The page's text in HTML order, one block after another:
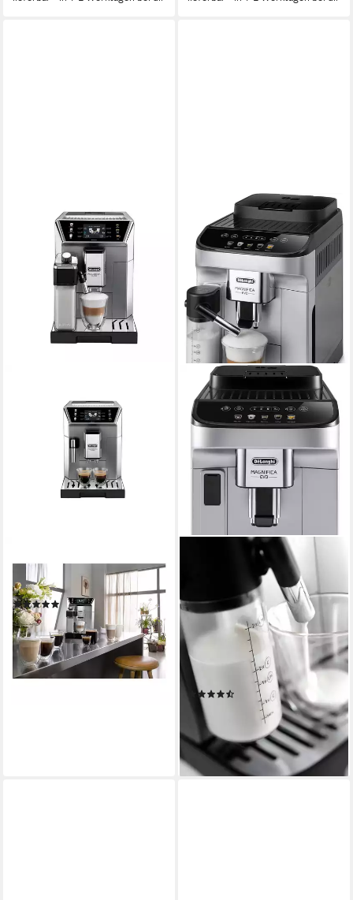
Kaffeevollautomat ECAM
550.85.MS PrimaDonna Class
(17)
689,00 € UVP 1.299,00 €
20,00 €mtl. in 48 Raten
-47%
lieferbar - in 2-3 Werktagen bei dir
Kaffeevollautomat Magnifica
Evo ECAM290.61.SB- 5
Rezepte, perfekter
Milchschaum
250 g
Bohnenkapazität
15 bar
Pumpendruck
Edelstahl Kegelmahlwerk
Mahlwerk
(133)
ab 439,00 € UVP
580,00 €
15,75 €
mtl. in 36 Raten
-24%
lieferbar - in 1-2 Werktagen bei dir